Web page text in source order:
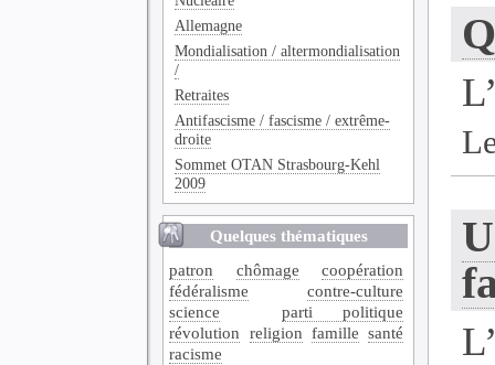
Allemagne
Mondialisation / altermondialisation
/
Retraites
Antifascisme / fascisme / extrême-
droite
Sommet OTAN Strasbourg-Kehl
2009
Quelques thématiques
patron
chômage
coopération
fédéralisme
contre-culture
science
parti politique
révolution religion famille santé
racisme